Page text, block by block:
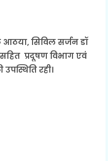
सिविल सर्जन डॉ
प्रदूषण विभाग एवं
रही।